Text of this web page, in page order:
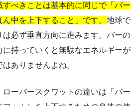
すべきことは基本的に同じで「バー
中を上下すること」です。 地球で
は必ず垂直方向に進みます。バーの
持っていくと無駄なエネルギーが
ありませんよね。
ーバースクワットの違いは「バー